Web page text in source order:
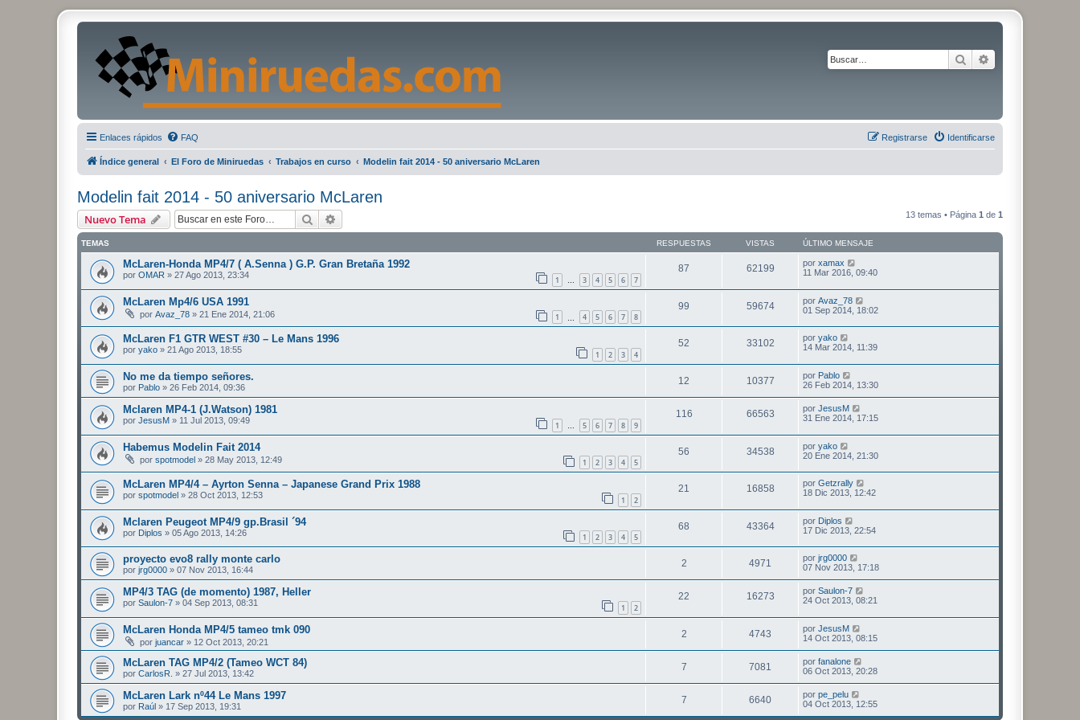
Buscar
Enlaces rápidos FAQ Identificarse
Registrarse
Índice general El Foro de Miniruedas Trabajos en curso Modelin fait 2014 - 50 aniversario McLaren
Modelin fait 2014 - 50 aniversario McLaren
Nuevo Tema Buscar 13 temas • Página 1 de 1
TEMAS RESPUESTAS VISTAS ÚLTIMO MENSAJE
McLaren-Honda MP4/7 ( A.Senna ) G.P. Gran Bretaña 1992
por OMAR » 27 Ago 2013, 23:34 1 … 3 4 5 6 7
87 62199 por xamax
11 Mar 2016, 09:40
McLaren Mp4/6 USA 1991
por Avaz_78 » 21 Ene 2014, 21:06 1 4 5 6 7 8
99 59674 por Avaz_78
01 Sep 2014, 18:02
McLaren F1 GTR WEST #30 – Le Mans 1996
por yako » 21 Ago 2013, 18:55 1 2 3 4
52 33102 por yako
14 Mar 2014, 11:39
No me da tiempo señores.
por Pablo » 26 Feb 2014, 09:36
12 10377 por Pablo
26 Feb 2014, 13:30
Mclaren MP4-1 (J.Watson) 1981
por JesusM » 11 Jul 2013, 09:49 1 … 5 6 7 8 9
116 66563 por JesusM
31 Ene 2014, 17:15
Habemus Modelin Fait 2014
por spotmodel » 28 May 2013, 12:49 1 2 3 4 5
56 34538 por yako
20 Ene 2014, 21:30
McLaren MP4/4 – Ayrton Senna – Japanese Grand Prix 1988
por spotmodel » 28 Oct 2013, 12:53 1 2
21 16858 por Getzrally
18 Dic 2013, 12:42
Mclaren Peugeot MP4/9 gp.Brasil ´94
por Diplos » 05 Ago 2013, 14:26 1 2 3 4 5
68 43364 por Diplos
17 Dic 2013, 22:54
proyecto evo8 rally monte carlo
por jrg0000 » 07 Nov 2013, 16:44
2 4971 por jrg0000
07 Nov 2013, 17:18
MP4/3 TAG (de momento) 1987, Heller
por Saulon-7 » 04 Sep 2013, 08:31 1 2
22 16273 por Saulon-7
24 Oct 2013, 08:21
McLaren Honda MP4/5 tameo tmk 090
por juancar » 12 Oct 2013, 20:21
2 4743 por JesusM
14 Oct 2013, 08:15
McLaren TAG MP4/2 (Tameo WCT 84)
por CarlosR. » 27 Jul 2013, 13:42
7 7081 por fanalone
06 Oct 2013, 20:28
McLaren Lark nº44 Le Mans 1997
por Raúl » 17 Sep 2013, 19:31
7 6640 por pe_pelu
04 Oct 2013, 12:55